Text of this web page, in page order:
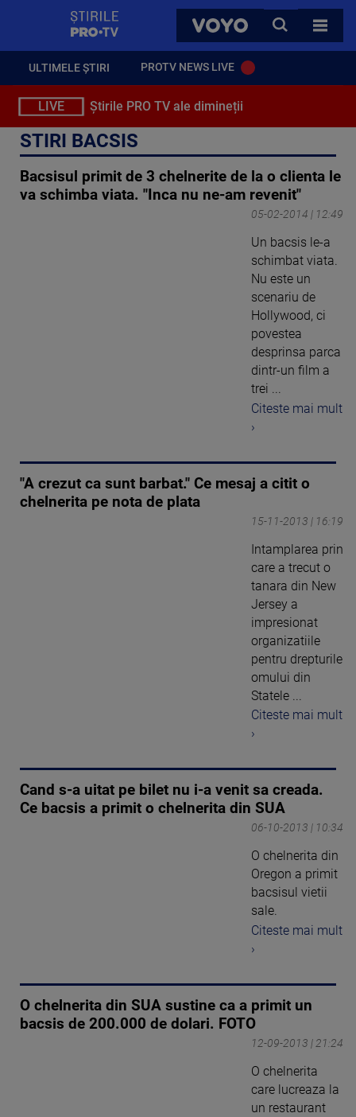
VOYO
CAUTA
TOATE
ULTIMELE ȘTIRI PROTV NEWS LIVE
LIVE Știrile PRO TV ale dimineții
STIRI BACSIS
Bacsisul primit de 3 chelnerite de la o clienta le
va schimba viata. "Inca nu ne-am revenit"
05-02-2014 | 12:49
Un bacsis le-a
schimbat viata.
Nu este un
scenariu de
Hollywood, ci
povestea
desprinsa parca
dintr-un film a
trei ...
Citeste mai mult
›
"A crezut ca sunt barbat." Ce mesaj a citit o
chelnerita pe nota de plata
15-11-2013 | 16:19
Intamplarea prin
care a trecut o
tanara din New
Jersey a
impresionat
organizatiile
pentru drepturile
omului din
Statele ...
Citeste mai mult
›
Cand s-a uitat pe bilet nu i-a venit sa creada.
Ce bacsis a primit o chelnerita din SUA
06-10-2013 | 10:34
O chelnerita din
Oregon a primit
bacsisul vietii
sale.
Citeste mai mult
›
O chelnerita din SUA sustine ca a primit un
bacsis de 200.000 de dolari. FOTO
12-09-2013 | 21:24
O chelnerita
care lucreaza la
un restaurant